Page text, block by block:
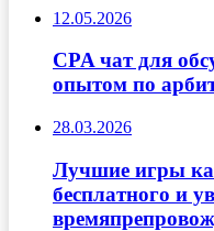
12.05.2026
CPA чат для
опытом по
28.03.2026
Лучшие игры
бесплатного и